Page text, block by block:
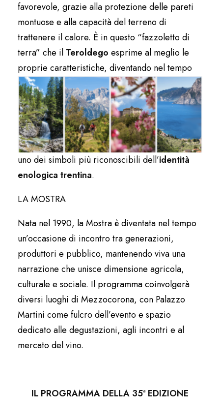
favorevole, grazie alla protezione delle pareti
montuose e alla capacità del terreno di
trattenere il calore. È in questo “fazzoletto di
terra” che il Teroldego esprime al meglio le
proprie caratteristiche, diventando nel tempo
uno dei simboli più riconoscibili dell’identità
enologica trentina.
LA MOSTRA
Nata nel 1990, la Mostra è diventata nel tempo
un’occasione di incontro tra generazioni,
produttori e pubblico, mantenendo viva una
narrazione che unisce dimensione agricola,
culturale e sociale. Il programma coinvolgerà
diversi luoghi di Mezzocorona, con Palazzo
Martini come fulcro dell’evento e spazio
dedicato alle degustazioni, agli incontri e al
mercato del vino.
IL PROGRAMMA DELLA 35ª EDIZIONE